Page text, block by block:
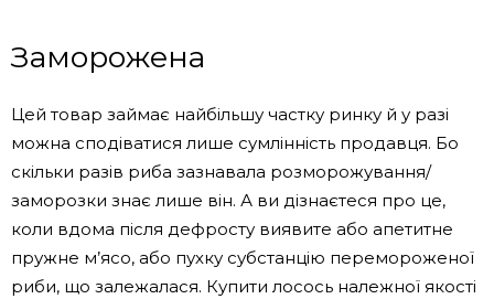
Заморожена
Цей товар займає найбільшу частку ринку й у разі
можна сподіватися лише сумлінність продавця. Бо
скільки разів риба зазнавала розморожування/
заморозки знає лише він. А ви дізнаєтеся про це,
коли вдома після дефросту виявите або апетитне
пружне м’ясо, або пухку субстанцію перемороженої
риби, що залежалася. Купити лосось належної якості